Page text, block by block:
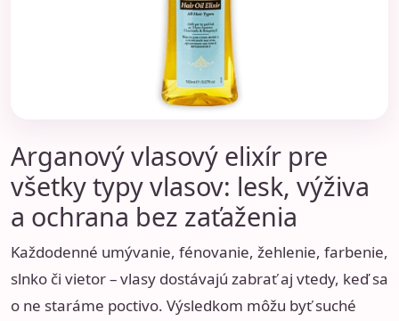
Arganový vlasový elixír pre
všetky typy vlasov: lesk, výživa
a ochrana bez zaťaženia
Každodenné umývanie, fénovanie, žehlenie, farbenie,
slnko či vietor – vlasy dostávajú zabrať aj vtedy, keď sa
o ne staráme poctivo. Výsledkom môžu byť suché